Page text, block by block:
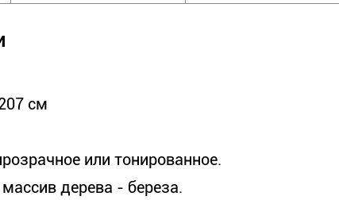
см
или тонированное.
дерева - береза.